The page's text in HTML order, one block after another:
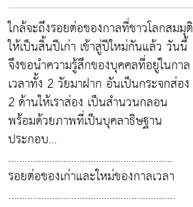
ใกล้จะถึงรอยต่อของกาลที่ชาวโลกสมมุติ
ให้เป็นสิ้นปีเก่า เข้าสู่ปีใหม่กันแล้ว วันนี้
จึงขอนำความรู้สึกของบุคคลที่อยู่ในกาล
เวลาทั้ง 2 วัยมาฝาก อันเป็นกระจกส่อง
2 ด้านให้เราส่อง เป็นสำนวนกลอน
พร้อมด้วยภาพที่เป็นบุคลาธิษฐาน
ประกอบ...
............................................................
รอยต่อของเก่าและใหม่ของกาลเวลา
…..........................................................